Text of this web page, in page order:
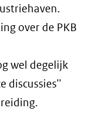
over de PKB
wel degelijk
discussies''